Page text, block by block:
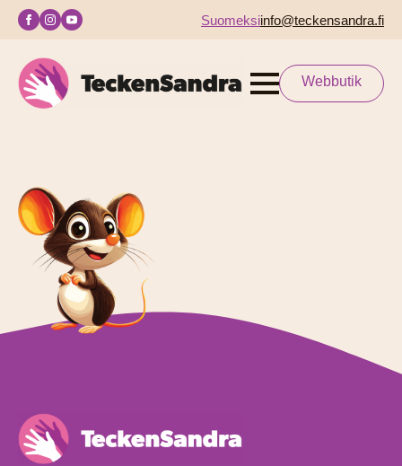
Suomeksiinfo@teckensandra.fi
Webbutik